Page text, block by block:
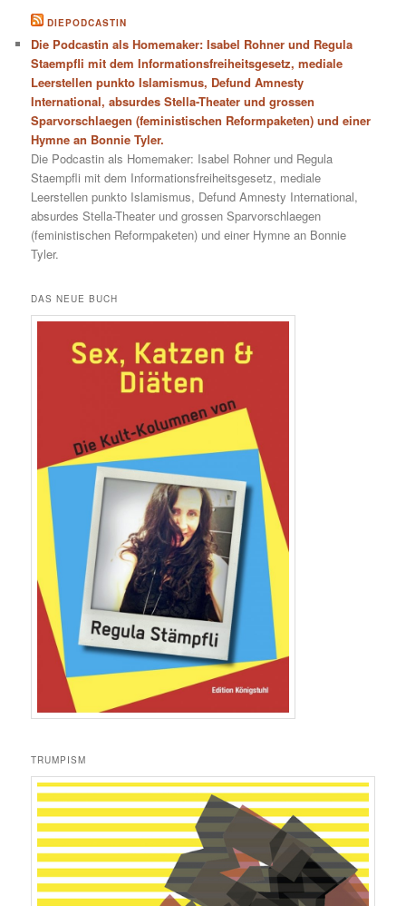
DIEPODCASTIN
Die Podcastin als Homemaker: Isabel Rohner und Regula
Staempfli mit dem Informationsfreiheitsgesetz, mediale
Leerstellen punkto Islamismus, Defund Amnesty
International, absurdes Stella-Theater und grossen
Sparvorschlaegen (feministischen Reformpaketen) und einer
Hymne an Bonnie Tyler.
Die Podcastin als Homemaker: Isabel Rohner und Regula
Staempfli mit dem Informationsfreiheitsgesetz, mediale
Leerstellen punkto Islamismus, Defund Amnesty International,
absurdes Stella-Theater und grossen Sparvorschlaegen
(feministischen Reformpaketen) und einer Hymne an Bonnie
Tyler.
DAS NEUE BUCH
TRUMPISM